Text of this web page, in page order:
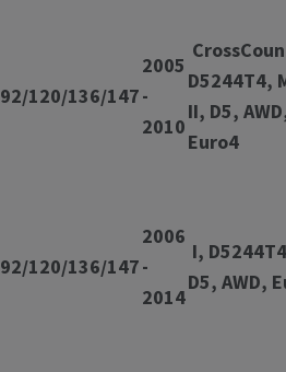
92/120/136/147
2005
-
2010
D5244T4,
II, D5,
92/120/136/147
2006
-
2014
I,
D5, AWD,